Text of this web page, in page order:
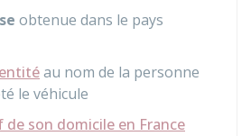
obtenue dans le pays
au nom de la personne
le véhicule
de son domicile en France